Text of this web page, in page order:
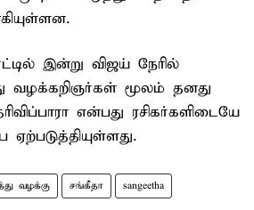
இன்று விஜய் நேரில்
வழக்கறிஞர்கள் மூலம் தனது
என்பது ரசிகர்களிடையே
ஏற்படுத்தியுள்ளது.
வழக்கு சங்கீதா sangeetha